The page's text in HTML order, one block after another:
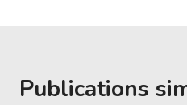
Publications